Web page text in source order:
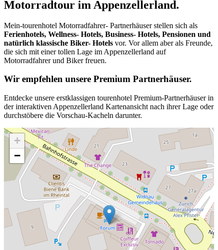
Motorradtour im Appenzellerland.
Mein-tourenhotel Motorradfahrer- Partnerhäuser stellen sich als
Ferienhotels, Wellness- Hotels, Business- Hotels, Pensionen und
natürlich klassische Biker- Hotels vor. Vor allem aber als Freunde,
die sich mit einer tollen Lage im Appenzellerland auf
Motorradfahrer und Biker freuen.
Wir empfehlen unsere Premium Partnerhäuser.
Entdecke unsere erstklassigen tourenhotel Premium-Partnerhäuser in
der interaktiven Appenzellerland Kartenansicht nach ihrer Lage oder
durchstöbere die Vorschau-Kacheln darunter.
+
−